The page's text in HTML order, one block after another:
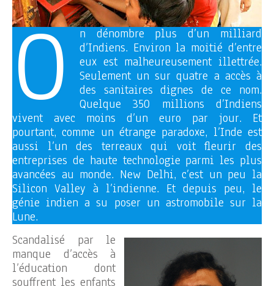
O
n dénombre plus d’un milliard
d’Indiens. Environ la moitié d’entre
eux est malheureusement illettrée.
Seulement un sur quatre a accès à
des sanitaires dignes de ce nom.
Quelque 350 millions d’Indiens
vivent avec moins d’un euro par jour. Et
pourtant, comme un étrange paradoxe, l’Inde est
aussi l’un des terreaux qui voit fleurir des
entreprises de haute technologie parmi les plus
avancées au monde. New Delhi, c’est un peu la
Silicon Valley à l’indienne. Et depuis peu, le
génie indien a su poser un astromobile sur la
Lune.
Scandalisé par le
manque d’accès à
l’éducation dont
souffrent les enfants